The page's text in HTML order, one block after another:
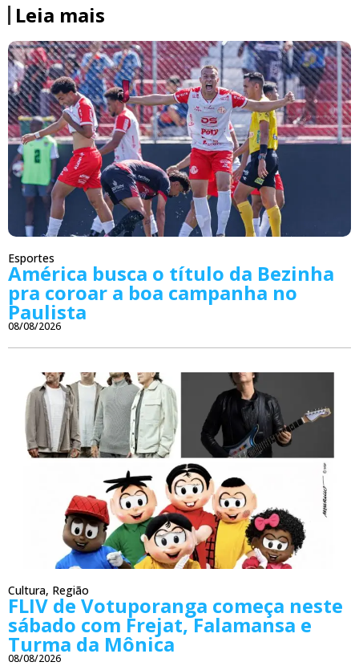
Leia mais
Esportes
América busca o título da Bezinha
pra coroar a boa campanha no
Paulista
08/08/2026
Cultura, Região
FLIV de Votuporanga começa neste
sábado com Frejat, Falamansa e
Turma da Mônica
08/08/2026